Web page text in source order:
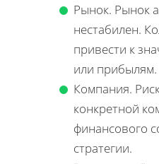
Рынок. Рынок
нестабилен.
привести к
или прибылям.
Компания.
конкретной
финансового
стратегии.